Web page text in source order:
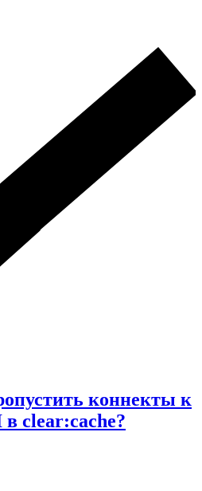
коннекты к
clear:cache?